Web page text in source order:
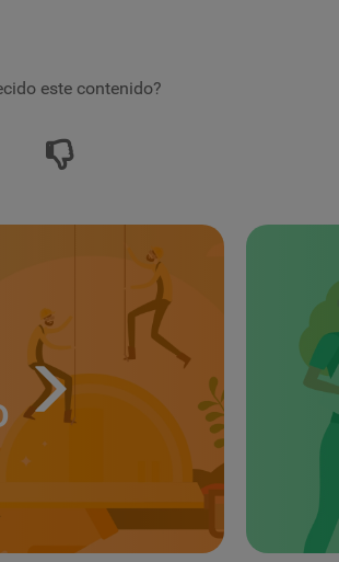
este contenido?